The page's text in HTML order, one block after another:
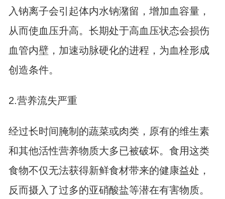
入钠离子会引起体内水钠潴留，增加血容量，
从而使血压升高。长期处于高血压状态会损伤
血管内壁，加速动脉硬化的进程，为血栓形成
创造条件。
2.营养流失严重
经过长时间腌制的蔬菜或肉类，原有的维生素
和其他活性营养物质大多已被破坏。食用这类
食物不仅无法获得新鲜食材带来的健康益处，
反而摄入了过多的亚硝酸盐等潜在有害物质。